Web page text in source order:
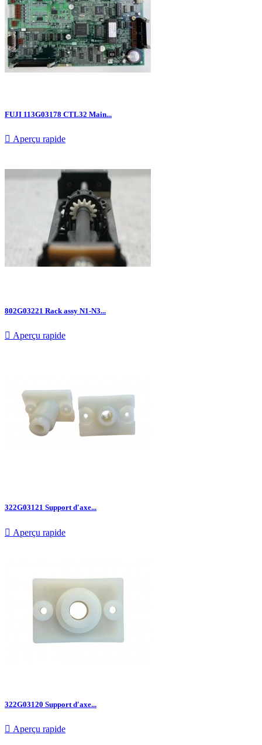
FUJI 113G03178 CTL32 Main...
 Aperçu rapide
802G03221 Rack assy N1-N3...
 Aperçu rapide
322G03121 Support d'axe...
 Aperçu rapide
322G03120 Support d'axe...
 Aperçu rapide